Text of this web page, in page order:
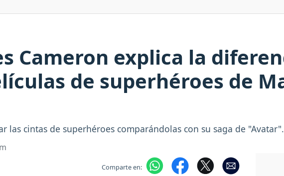
Cameron explica la
de superhéroes de
las cintas de superhéroes comparándolas con su saga de "Avatar".
Comparte en: